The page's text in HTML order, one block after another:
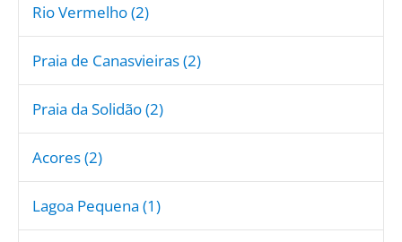
Rio Vermelho (2)
Praia de Canasvieiras (2)
Praia da Solidão (2)
Acores (2)
Lagoa Pequena (1)